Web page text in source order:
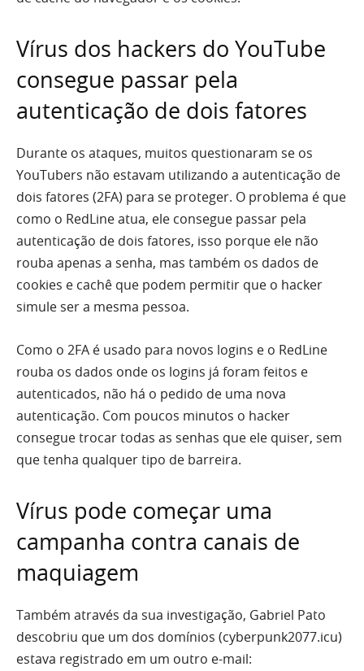
Vírus dos hackers do YouTube
consegue passar pela
autenticação de dois fatores
Durante os ataques, muitos questionaram se os
YouTubers não estavam utilizando a autenticação de
dois fatores (2FA) para se proteger. O problema é que
como o RedLine atua, ele consegue passar pela
autenticação de dois fatores, isso porque ele não
rouba apenas a senha, mas também os dados de
cookies e cachê que podem permitir que o hacker
simule ser a mesma pessoa.
Como o 2FA é usado para novos logins e o RedLine
rouba os dados onde os logins já foram feitos e
autenticados, não há o pedido de uma nova
autenticação. Com poucos minutos o hacker
consegue trocar todas as senhas que ele quiser, sem
que tenha qualquer tipo de barreira.
Vírus pode começar uma
campanha contra canais de
maquiagem
Também através da sua investigação, Gabriel Pato
descobriu que um dos domínios (cyberpunk2077.icu)
estava registrado em um outro e-mail: